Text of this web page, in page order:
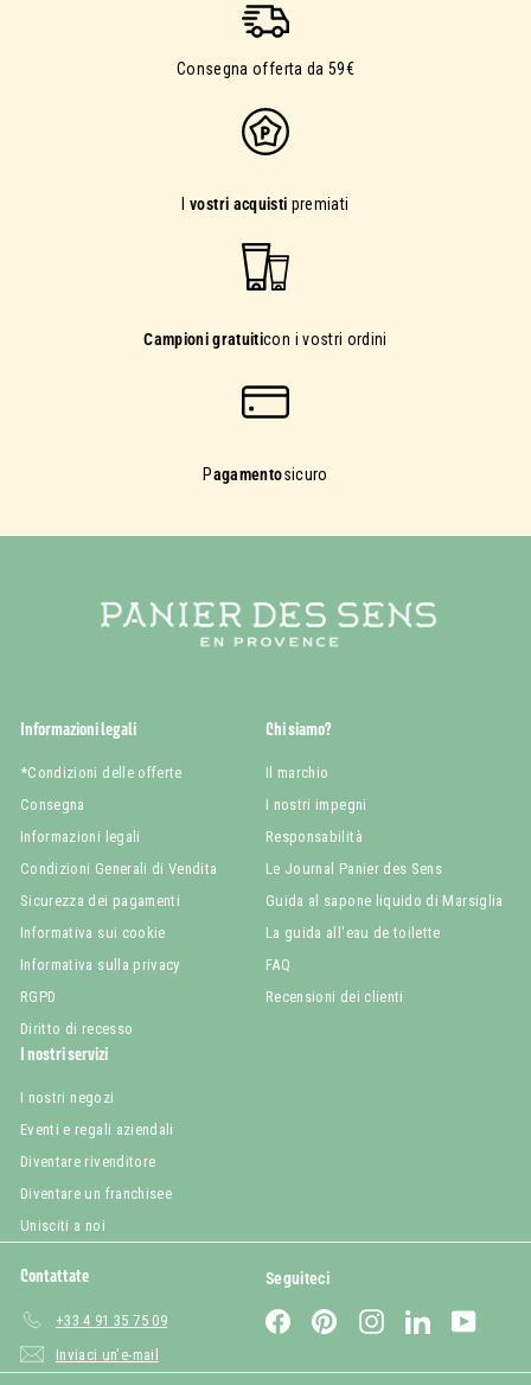
Consegna offerta da 59€
Ivostri acquisti premiati
Campioni gratuiticon i vostri ordini
Pagamentosicuro
Informazioni legali
*Condizioni delle offerte
Consegna
Informazioni legali
Condizioni Generali di Vendita
Sicurezza dei pagamenti
Informativa sui cookie
Informativa sulla privacy
RGPD
Diritto di recesso
Chi siamo?
Il marchio
I nostri impegni
Responsabilità
Le Journal Panier des Sens
Guida al sapone liquido di Marsiglia
La guida all'eau de toilette
FAQ
Recensioni dei clienti
I nostri servizi
I nostri negozi
Eventi e regali aziendali
Diventare rivenditore
Diventare un franchisee
Unisciti a noi
Contattate
+33 4 91 35 75 09
Inviaci un'e-mail
Seguiteci
FacebookPinterestInstagramLinkedIn